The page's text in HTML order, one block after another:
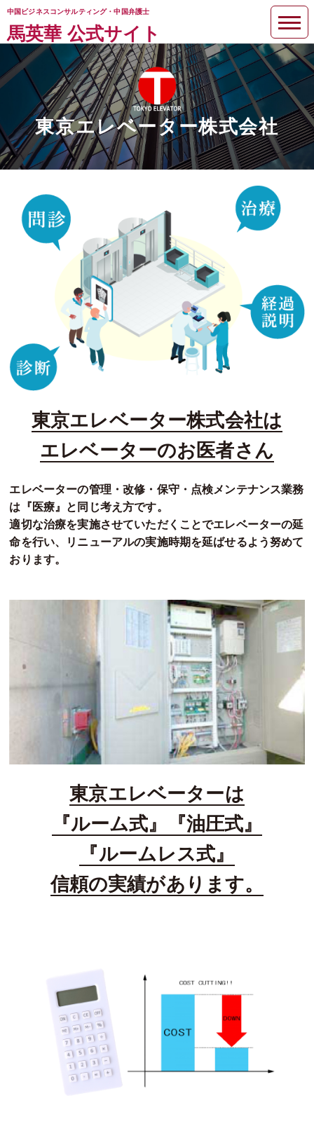
中国ビジネスコンサルティング・中国弁護士
馬英華 公式サイト
東京エレベーター株式会社
東京エレベーター株式会社は
エレベーターのお医者さん
エレベーターの管理・改修・保守・点検メンテナンス業務
は『医療』と同じ考え方です。
適切な治療を実施させていただくことでエレベーターの延
命を行い、リニューアルの実施時期を延ばせるよう努めて
おります。
東京エレベーターは
『ルーム式』『油圧式』
『ルームレス式』
信頼の実績があります。